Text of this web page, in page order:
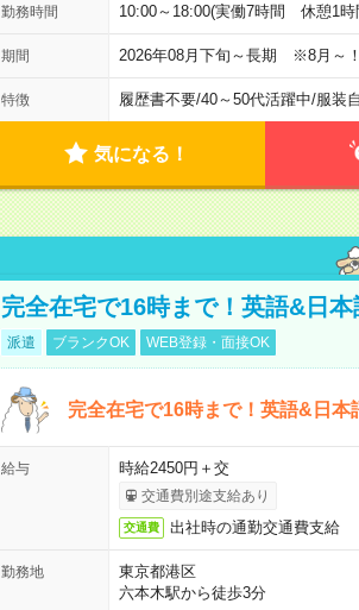
勤務時間 10:00～18:00(実働7時間 休憩1時
期間 2026年08月下旬～長期 ※8月～！
特徴 履歴書不要/40～50代活躍中/服装
気になる！
完全在宅で16時まで！英語&日
派遣 ブランクOK WEB登録・面接OK
完全在宅で16時まで！英語&日本
給与 時給2450円＋交
交通費別途支給あり
交通費 出社時の通勤交通費支給
勤務地
東京都港区
六本木駅から徒歩3分